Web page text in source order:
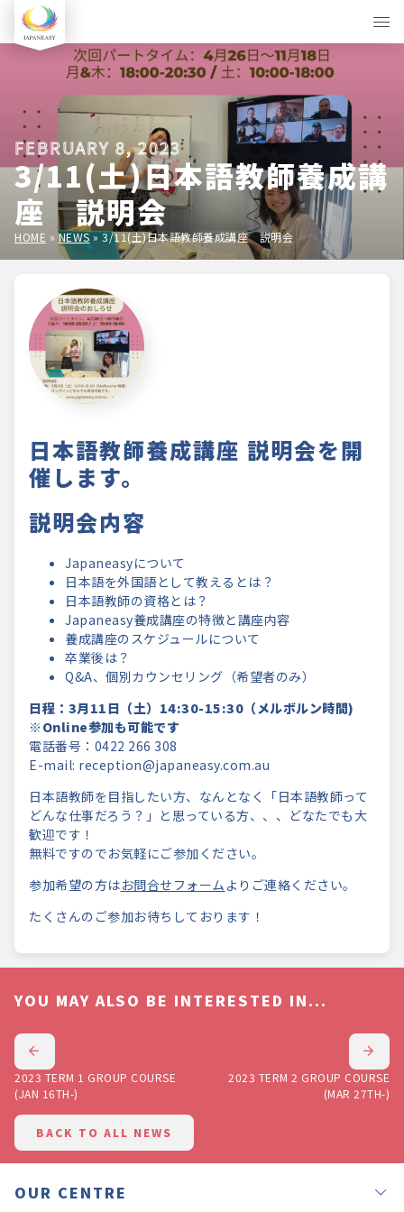
FEBRUARY 8, 2023
3/11(土)日本語教師養成講
座 説明会
HOME »NEWS»3/11(土)日本語教師養成講座 説明会
日本語教師養成講座 説明会を開
催します。
説明会内容
Japaneasyについて
日本語を外国語として教えるとは？
日本語教師の資格とは？
Japaneasy養成講座の特徴と講座内容
養成講座のスケジュールについて
卒業後は？
Q&A、個別カウンセリング（希望者のみ）
日程：3月11日（土）14:30-15:30（メルボルン時間)
※Online参加も可能です
電話番号：0422 266 308
E-mail: reception@japaneasy.com.au
日本語教師を目指したい方、なんとなく「日本語教師って
どんな仕事だろう？」と思っている方、、、どなたでも大
歓迎です！
無料ですのでお気軽にご参加ください。
参加希望の方はお問合せフォーム よりご連絡ください。
たくさんのご参加お待ちしております！
YOU MAY ALSO BE INTERESTED IN...
2023 TERM 1 GROUP COURSE
(JAN 16TH-)
2023 TERM 2 GROUP COURSE
(MAR 27TH-)
BACK TO ALL NEWS
OUR CENTRE